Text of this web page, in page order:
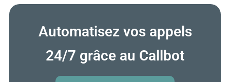
Automatisez vos appels
24/7 grâce au Callbot